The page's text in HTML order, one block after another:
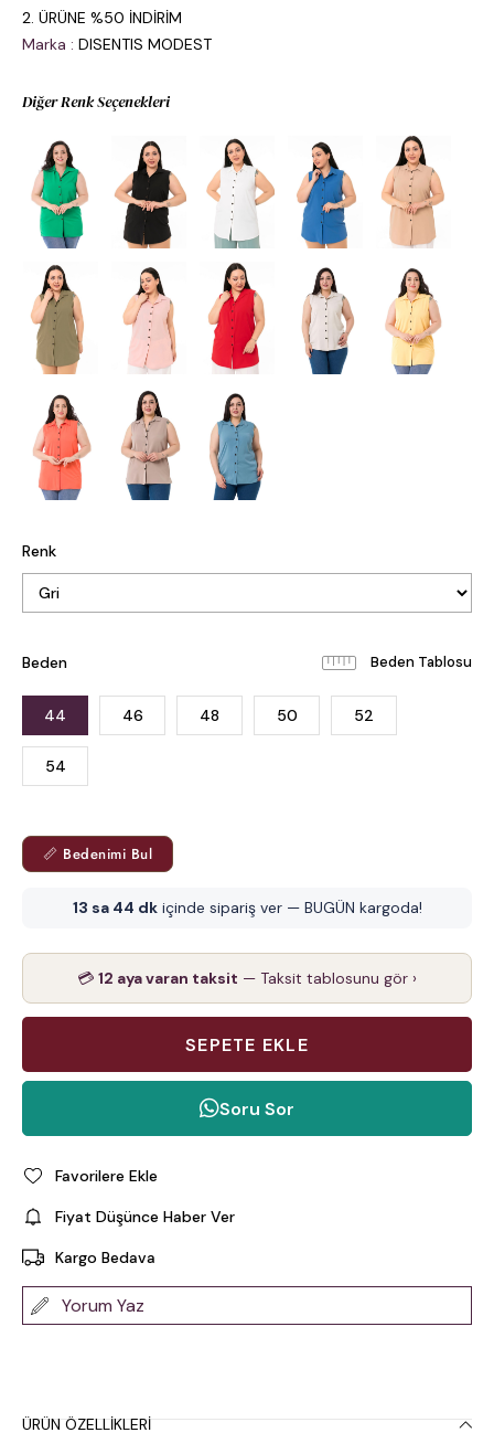
2. ÜRÜNE %50 İNDİRİM
Marka : DISENTIS MODEST
Diğer Renk Seçenekleri
Renk
Beden Beden Tablosu
44 46 48 50 52
54
📏 Bedenimi Bul
13 sa 44 dkiçinde sipariş ver — BUGÜN kargoda!
💳 12 aya varan taksit — Taksit tablosunu gör ›
Soru Sor
Favorilere Ekle
Fiyat Düşünce Haber Ver
Kargo Bedava
Yorum Yaz
ÜRÜN ÖZELLIKLERI